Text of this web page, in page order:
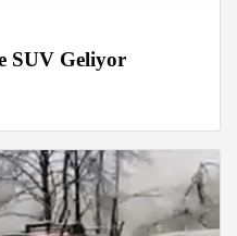
SUV Geliyor